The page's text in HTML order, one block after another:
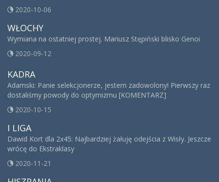
2020-10-06
WŁOCHY
Wymiana na ostatniej prostej. Mariusz Stępiński blisko Genoi
2020-09-12
KADRA
Adamski: Panie selekcjonerze, jestem zadowolony! Pierwszy raz
dostaliśmy powody do optymizmu [KOMENTARZ]
2020-10-15
I LIGA
Dawid Kort dla 2x45: Najbardziej żałuję odejścia z Wisły. Jeszcze
wrócę do Ekstraklasy
2020-11-21